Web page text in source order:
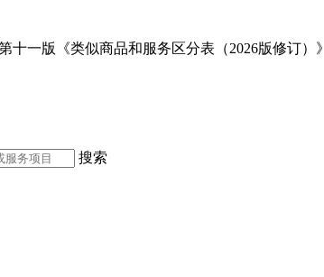
十一版《类似商品和服务区分表（2026版修订）》
搜索